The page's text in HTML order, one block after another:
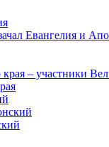
Евангелия и
– участники